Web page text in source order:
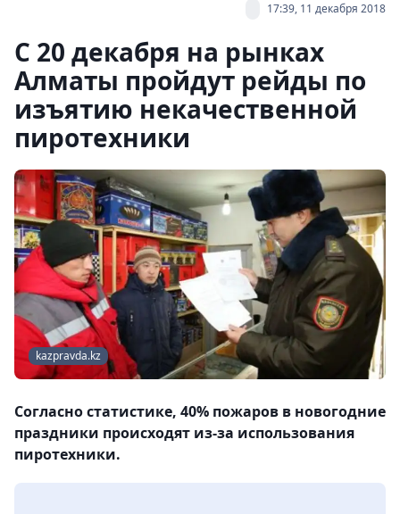
17:39, 11 декабря 2018
С 20 декабря на рынках
Алматы пройдут рейды по
изъятию некачественной
пиротехники
kazpravda.kz
Согласно статистике, 40% пожаров в новогодние
праздники происходят из-за использования
пиротехники.